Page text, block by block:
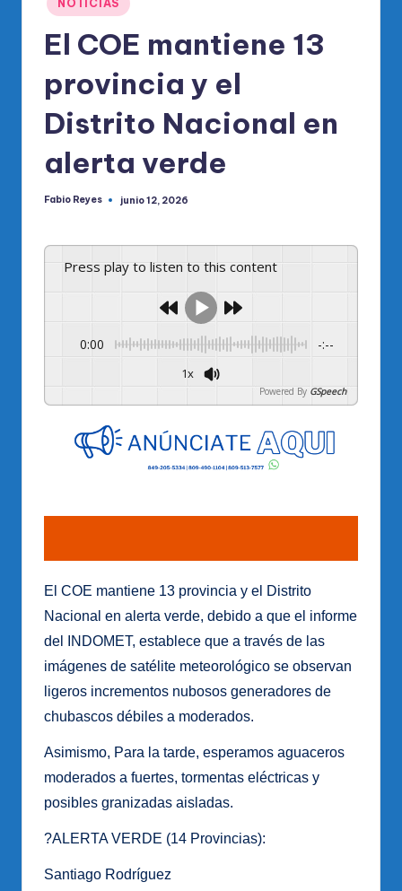
en
NOTICIAS
El COE mantiene 13
provincia y el
Distrito Nacional en
alerta verde
Publicado
Fabio Reyes junio 12, 2026
Press play to listen to this content
0:00 -:--
1x
Powered By GSpeech
El COE mantiene 13 provincia y el Distrito
Nacional en alerta verde, debido a que el informe
del INDOMET, establece que a través de las
imágenes de satélite meteorológico se observan
ligeros incrementos nubosos generadores de
chubascos débiles a moderados.
Asimismo, Para la tarde, esperamos aguaceros
moderados a fuertes, tormentas eléctricas y
posibles granizadas aisladas.
?ALERTA VERDE (14 Provincias):
Santiago Rodríguez